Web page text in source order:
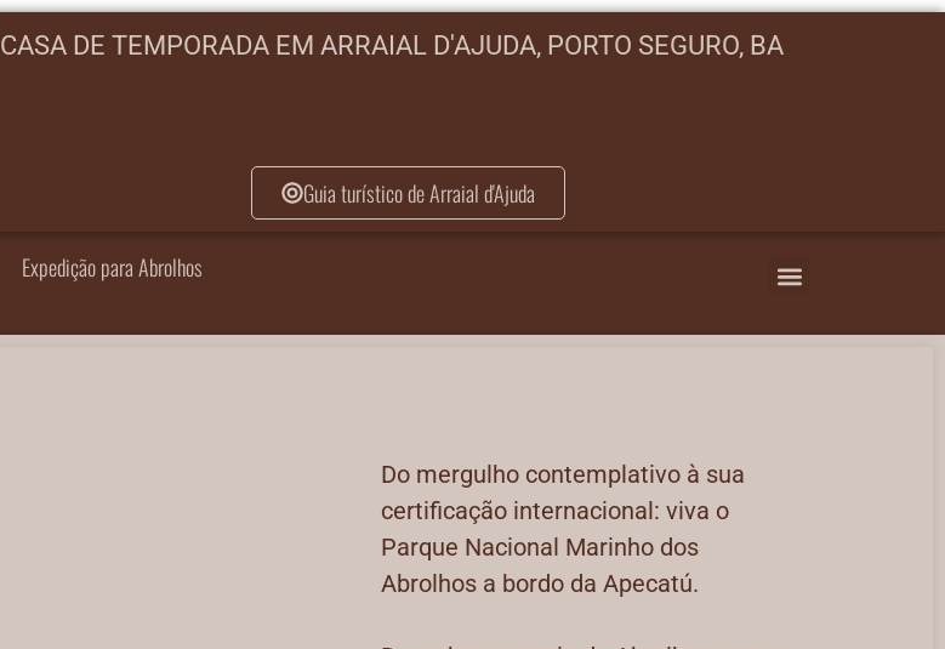
CASA DE TEMPORADA EM ARRAIAL D'AJUDA, PORTO SEGURO, BA
Guia turístico de Arraial d'Ajuda
Expedição para Abrolhos
Do mergulho contemplativo à sua
certificação internacional: viva o
Parque Nacional Marinho dos
Abrolhos a bordo da Apecatú.